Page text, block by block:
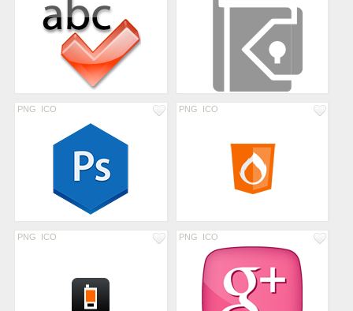
PNG ICO PNG ICO
PNG ICO PNG ICO